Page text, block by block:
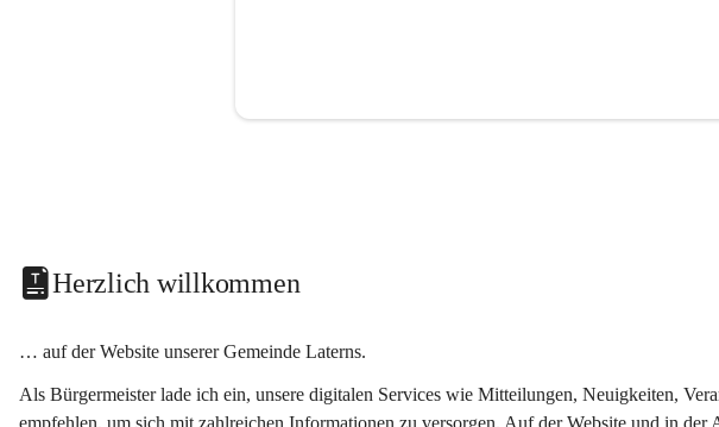
Herzlich willkommen
… auf der Website unserer Gemeinde Laterns.
Als Bürgermeister lade ich ein, unsere digitalen Services wie Mitteilungen, Neuigkeiten,
empfehlen, um sich mit zahlreichen Informationen zu versorgen. Auf der Website und in